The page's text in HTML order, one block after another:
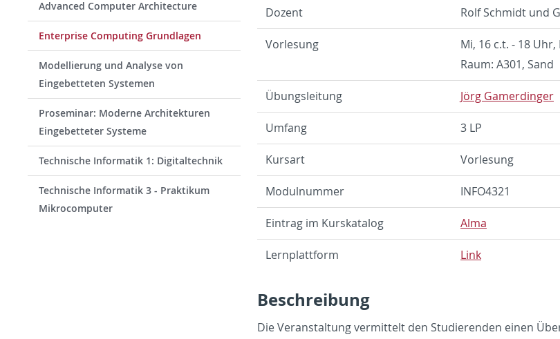
Advanced Computer Architecture
Enterprise Computing Grundlagen
Modellierung und Analyse von
Eingebetteten Systemen
Proseminar: Moderne Architekturen
Eingebetteter Systeme
Technische Informatik 1: Digitaltechnik
Technische Informatik 3 - Praktikum
Mikrocomputer
Dozent Rolf Schmidt und
Vor­lesung
Mi, 16 c.t. - 18
Raum: A301, Sand
Übungsleitung Jörg Gamerdinger
Um­fang 3 LP
Kur­sart Vor­lesung
Mod­ul­num­mer IN­FO4321
Ein­trag im Kurskat­a­log Alma
Lern­plat­tform Link
Beschrei­bung
Die Ve­r­anstal­tung ver­mit­telt den Studieren­den einen